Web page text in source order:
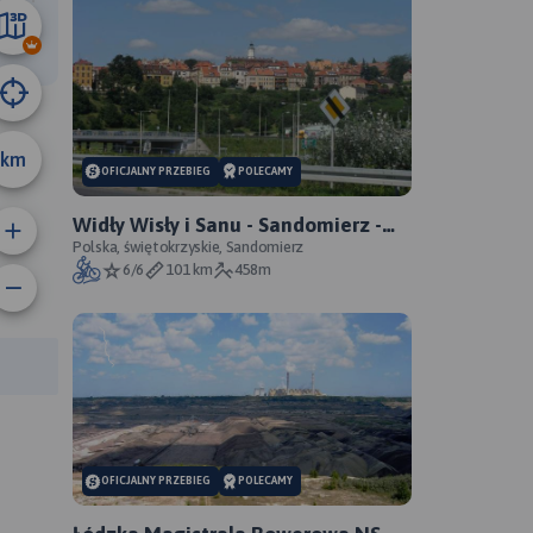
km
km
OFICJALNY PRZEBIEG POLECAMY
Widły Wisły i Sanu - Sandomierz -
Zawichost - Annopol - oficjalny
przebieg
Polska, świętokrzyskie, Sandomierz
6/6
101 km 458m
OFICJALNY PRZEBIEG POLECAMY